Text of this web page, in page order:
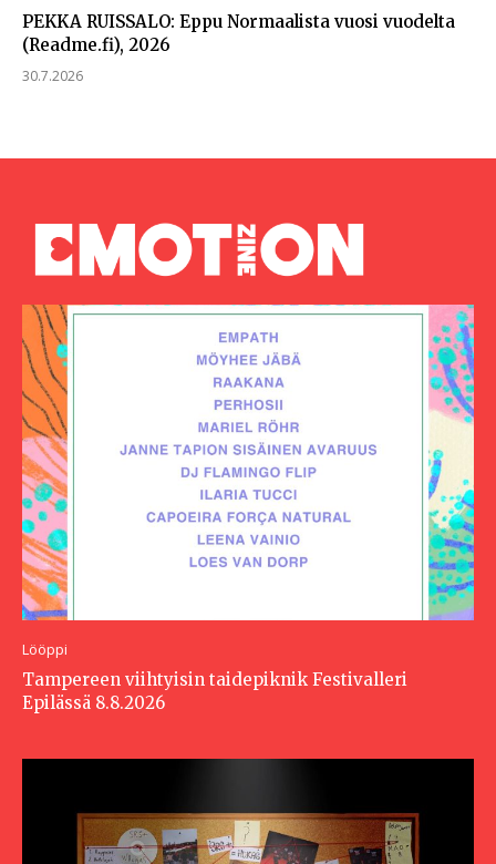
PEKKA RUISSALO: Eppu Normaalista vuosi vuodelta
(Readme.fi), 2026
30.7.2026
Lööppi
Tampereen viihtyisin taidepiknik Festivalleri
Epilässä 8.8.2026